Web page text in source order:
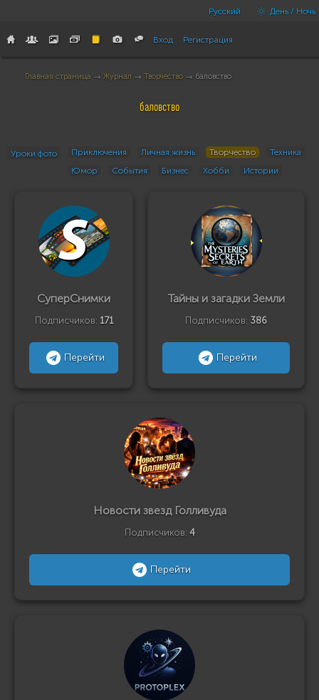
Русский День / Ночь
Вход Регистрация
Главная страница → Журнал → Творчество → баловство
баловство
Уроки фото Приключения Личная жизнь Творчество
Техника
Юмор
События Бизнес Хобби Истории
СуперСнимки
Подписчиков: 171
Перейти
Тайны и загадки Земли
Подписчиков: 386
Перейти
Новости звезд Голливуда
Подписчиков: 4
Перейти